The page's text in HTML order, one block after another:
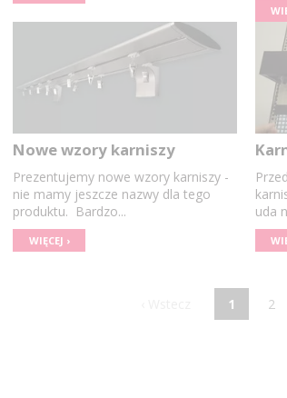
Nowe wzory karniszy
Prezentujemy nowe wzory karniszy -
nie mamy jeszcze nazwy dla tego
produktu. Bardzo...
WIĘCEJ ›
uda
1 2